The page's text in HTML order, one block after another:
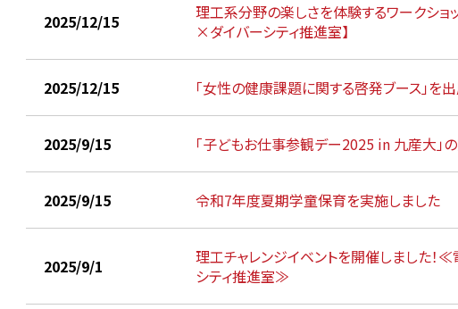
2025/12/15
理工系分野の楽しさを体験するワークショ
×ダイバーシティ推進室】
2025/12/15 「女性の健康課題に関する啓発ブース」を
2025/9/15 「子どもお仕事参観デー2025 in 九産大」
2025/9/15 令和7年度夏期学童保育を実施しました
2025/9/1
理工チャレンジイベントを開催しました
シティ推進室≫